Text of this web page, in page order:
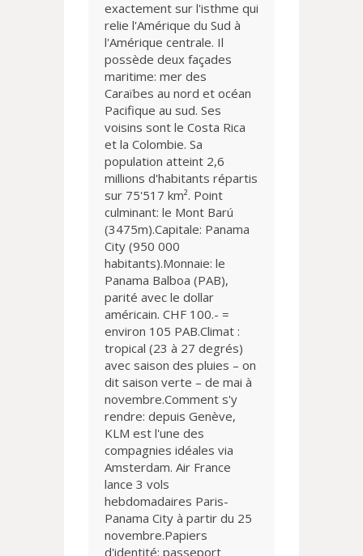
exactement sur l'isthme qui
relie l'Amérique du Sud à
l'Amérique centrale. Il
possède deux façades
maritime: mer des
Caraïbes au nord et océan
Pacifique au sud. Ses
voisins sont le Costa Rica
et la Colombie. Sa
population atteint 2,6
millions d'habitants répartis
sur 75'517 km². Point
culminant: le Mont Barú
(3475m).Capitale: Panama
City (950 000
habitants).Monnaie: le
Panama Balboa (PAB),
parité avec le dollar
américain. CHF 100.- =
environ 105 PAB.Climat :
tropical (23 à 27 degrés)
avec saison des pluies – on
dit saison verte – de mai à
novembre.Comment s'y
rendre: depuis Genève,
KLM est l'une des
compagnies idéales via
Amsterdam. Air France
lance 3 vols
hebdomadaires Paris-
Panama City à partir du 25
novembre.Papiers
d'identité: passeport